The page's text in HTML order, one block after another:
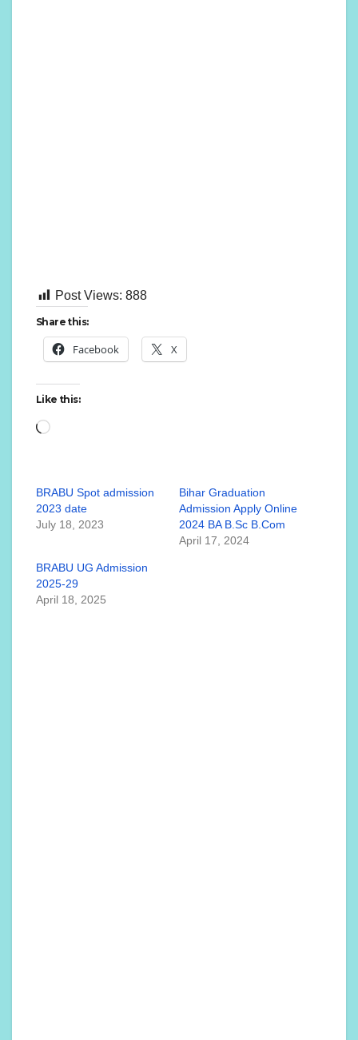
Post Views: 888
Share this:
Facebook X
Like this:
Loading…
BRABU Spot admission
2023 date
July 18, 2023
Bihar Graduation
Admission Apply Online
2024 BA B.Sc B.Com
April 17, 2024
BRABU UG Admission
2025-29
April 18, 2025